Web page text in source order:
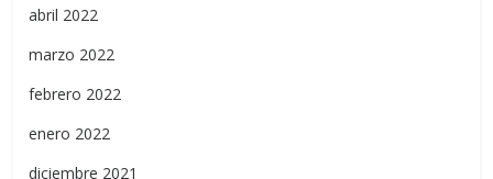
abril 2022
marzo 2022
febrero 2022
enero 2022
diciembre 2021